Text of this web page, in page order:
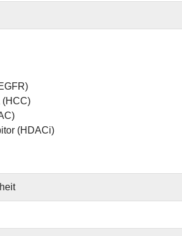
(HCC)
(HDACi)